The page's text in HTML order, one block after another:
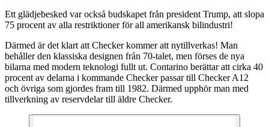
Ett glädjebesked var också budskapet från president Trump, att slopa
75 procent av alla restriktioner för all amerikansk bilindustri!
Därmed är det klart att Checker kommer att nytillverkas! Man
behåller den klassiska designen från 70-talet, men förses de nya
bilarna med modern teknologi fullt ut. Contarino berättar att cirka 40
procent av delarna i kommande Checker passar till Checker A12
och övriga som gjordes fram till 1982. Därmed upphör man med
tillverkning av reservdelar till äldre Checker.